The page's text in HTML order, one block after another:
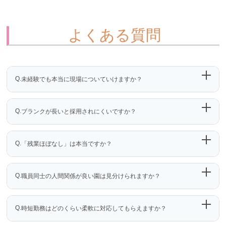
よくある質問
Q.未経験でも本当に現場についていけますか？
Q.ブランクが長いと採用されにくいですか？
Q. 「残業ほぼなし」は本当ですか？
Q.職員同士の人間関係が良い園は見分けられますか？
Q.時短勤務はどのくらい柔軟に対応してもらえますか？